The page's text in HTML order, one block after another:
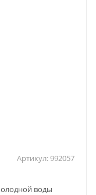
Артикул:992057
воды